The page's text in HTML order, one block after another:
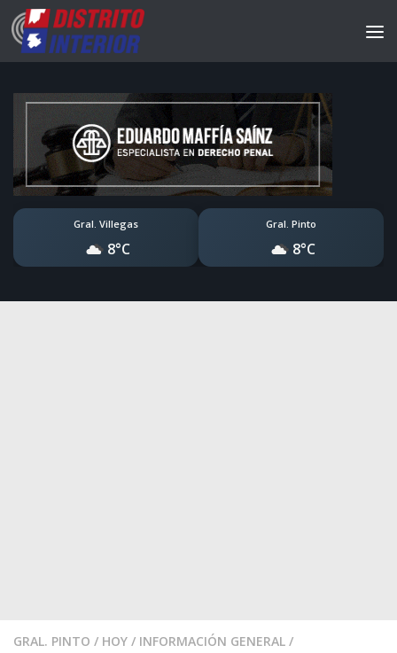
Gral. Villegas
8°C
Gral. Pinto
8°C
GRAL. PINTO / HOY / INFORMACIÓN GENERAL /